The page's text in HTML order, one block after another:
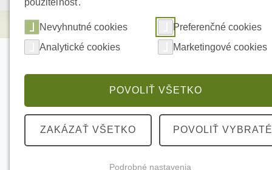
Elektrické kúrenie Bosch FIRERAY3000
použiteľnosť.
Nevyhnutné cookies
Preferenčné cookies
Analytické cookies
Marketingové cookies
POVOLIŤ VŠETKO
ZAKÁZAŤ VŠETKO POVOLIŤ VYBRATÉ
Podrobné nastavenia